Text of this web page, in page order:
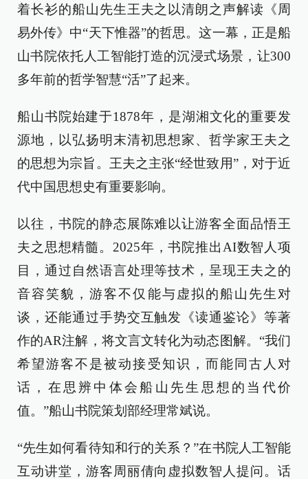
着长衫的船山先生王夫之以清朗之声解读《周
易外传》中“天下惟器”的哲思。这一幕，正是船
山书院依托人工智能打造的沉浸式场景，让300
多年前的哲学智慧“活”了起来。
船山书院始建于1878年，是湖湘文化的重要发
源地，以弘扬明末清初思想家、哲学家王夫之
的思想为宗旨。王夫之主张“经世致用”，对于近
代中国思想史有重要影响。
以往，书院的静态展陈难以让游客全面品悟王
夫之思想精髓。2025年，书院推出AI数智人项
目，通过自然语言处理等技术，呈现王夫之的
音容笑貌，游客不仅能与虚拟的船山先生对
谈，还能通过手势交互触发《读通鉴论》等著
作的AR注解，将文言文转化为动态图解。“我们
希望游客不是被动接受知识，而能同古人对
话，在思辨中体会船山先生思想的当代价
值。”船山书院策划部经理常斌说。
“先生如何看待知和行的关系？”在书院人工智能
互动讲堂，游客周丽倩向虚拟数智人提问。话